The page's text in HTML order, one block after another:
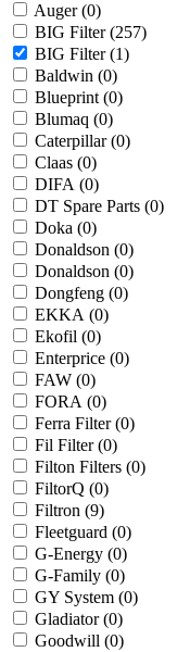
Auger (0)
BIG Filter (257)
BIG Filter (1)
Baldwin (0)
Blueprint (0)
Blumaq (0)
Caterpillar (0)
Claas (0)
DIFA (0)
DT Spare Parts (0)
Doka (0)
Donaldson (0)
Donaldson (0)
Dongfeng (0)
EKKA (0)
Ekofil (0)
Enterprice (0)
FAW (0)
FORA (0)
Ferra Filter (0)
Fil Filter (0)
Filton Filters (0)
FiltorQ (0)
Filtron (9)
Fleetguard (0)
G-Energy (0)
G-Family (0)
GY System (0)
Gladiator (0)
Goodwill (0)